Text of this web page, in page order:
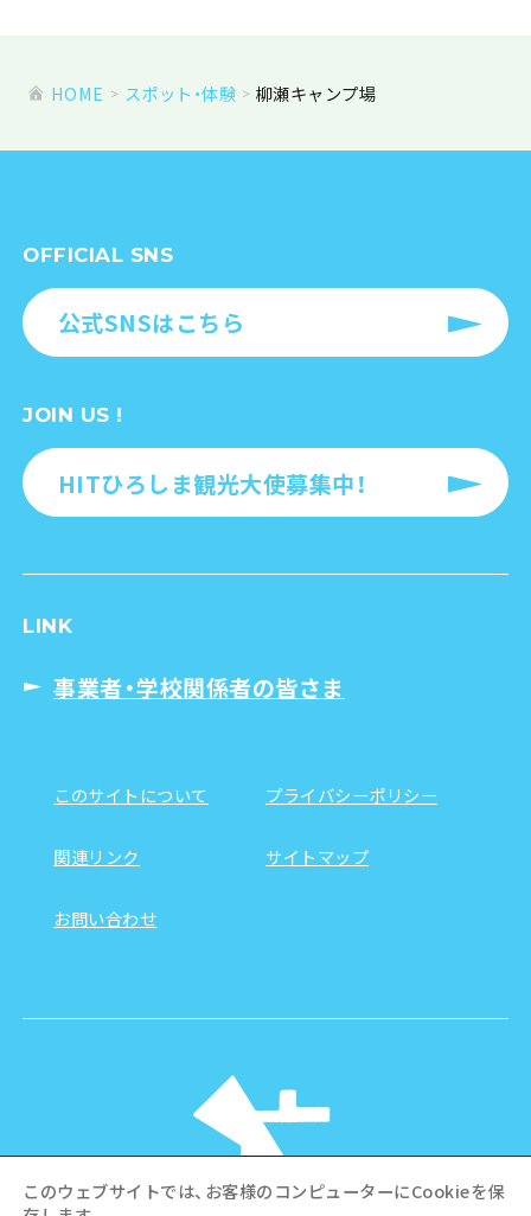
HOME スポット・体験 柳瀬キャンプ場
OFFICIAL SNS
公式SNSはこちら
JOIN US !
HITひろしま観光大使募集中！
LINK
事業者・学校関係者の皆さま
このサイトについて プライバシーポリシー
関連リンク サイトマップ
お問い合わせ
このウェブサイトでは、お客様のコンピューターにCookieを保